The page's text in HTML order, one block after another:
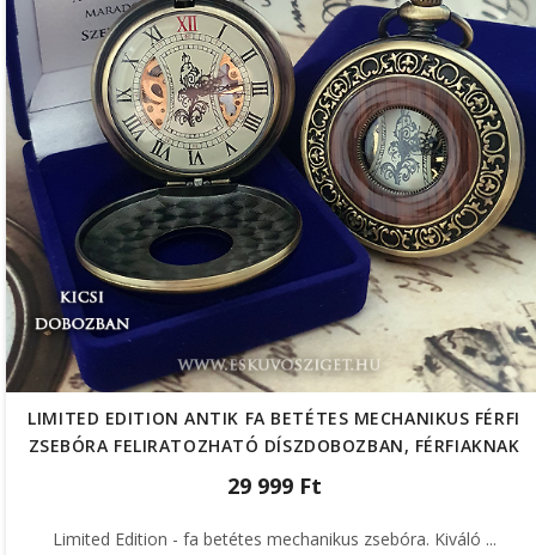
LIMITED EDITION ANTIK FA BETÉTES MECHANIKUS FÉRFI
ZSEBÓRA FELIRATOZHATÓ DÍSZDOBOZBAN, FÉRFIAKNAK
29 999 Ft
Limited Edition - fa betétes mechanikus zsebóra. Kiváló ...